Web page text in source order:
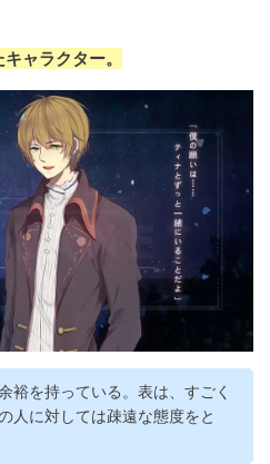
ャラクター。
裕を持っている。表は、すごく
人に対しては疎遠な態度をと